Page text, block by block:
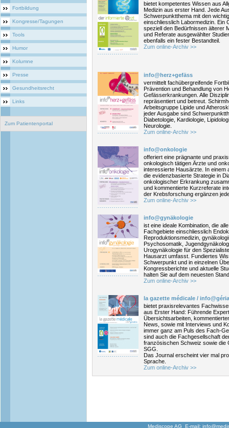
Fortbildung
Kongresse/Tagungen
Tools
Humor
Kolumne
Presse
Gesundheitsrecht
Links
Zum Patientenportal
bietet kompetentes Wissen aus
Medizin aus erster Hand. Jede
Schwerpunktthema mit den
einschliesslich Labormedizin. Ein
speziell den Bedürfnissen älterer
und Referate ausgewählter
ebenfalls ein fester Bestandteil.
Zum online-Archiv >>
info@herz+gefäss
vermittelt fachübergreifende
Prävention und Behandlung von
Gefässerkrankungen. Alle
repräsentiert und betreut.
Arbeitsgruppe Lipide und
jeder Ausgabe sind
Diabetologie, Kardiologie,
Neurologie.
Zum online-Archiv >>
info@onkologie
offeriert eine prägnante und
onkologisch tätigen Ärzte und
interessierte Hausärzte. In einem
die evidenzbasierte Strategie in
onkologischer Erkrankung
und kommentierte Kurzreferate
der Krebsforschung ergänzen
Zum online-Archiv >>
info@gynäkologie
ist eine ideale Kombination, die
Fachgebiete einschliesslich
Reproduktionsmedizin,
Psychosomatik,
Urogynäkologie für den
Hausarzt umfasst. Fundiertes
Schwerpunkt und in einzelnen
Kongressberichte und aktuelle
halten Sie auf dem neuesten
Zum online-Archiv >>
la gazette médicale /
bietet praxisrelevantes
aus Erster Hand: Führende
Übersichtsarbeiten,
News, sowie mit Interviews und
immer ganz am Puls des Fach-
sind auch die Fachgesellschaft
französischen Schweiz sowie die
SGG.
Das Journal erscheint vier mal
Sprache.
Zum online-Archiv >>
Mediscope AG E-mail: